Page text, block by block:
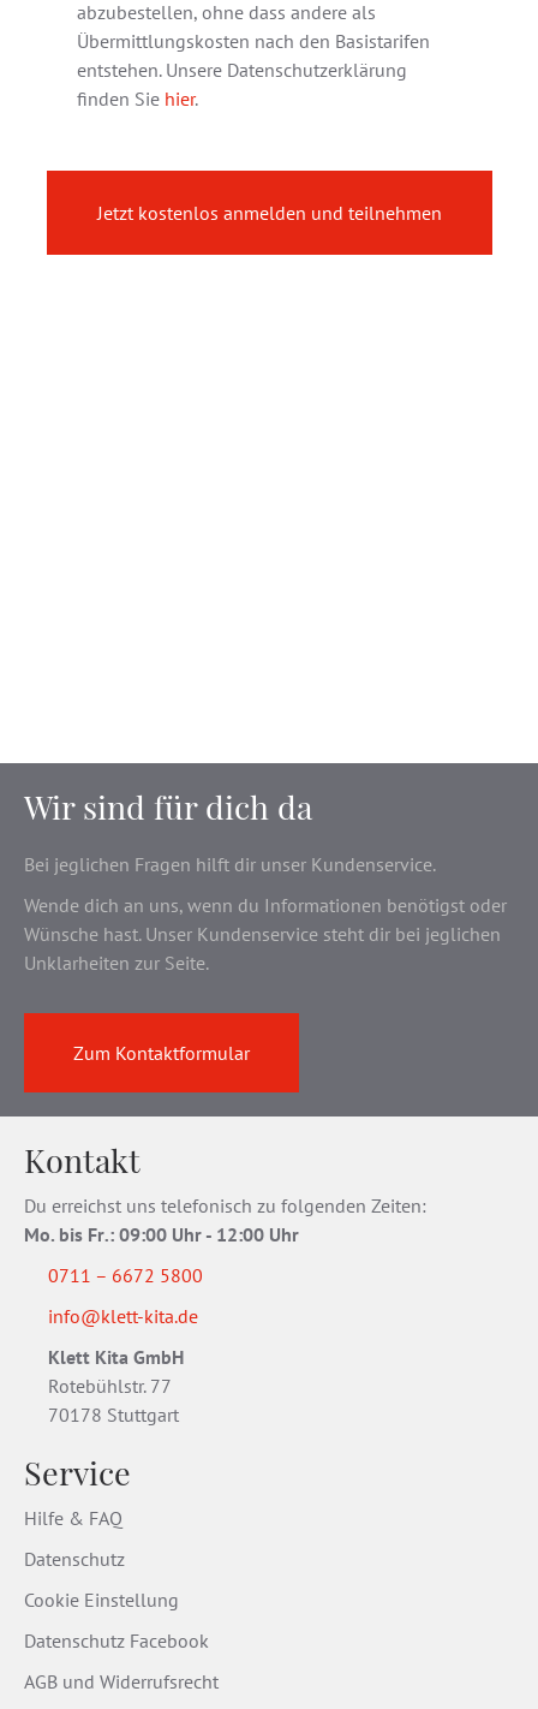
abzubestellen, ohne dass andere als
Übermittlungskosten nach den Basistarifen
entstehen. Unsere Datenschutzerklärung
finden Sie hier.
Wir sind für dich da
Bei jeglichen Fragen hilft dir unser Kundenservice.
Wende dich an uns, wenn du Informationen benötigst oder
Wünsche hast. Unser Kundenservice steht dir bei jeglichen
Unklarheiten zur Seite.
Zum Kontaktformular
Kontakt
Du erreichst uns telefonisch zu folgenden Zeiten:
Mo. bis Fr.: 09:00 Uhr - 12:00 Uhr
0711 – 6672 5800
info@klett-kita.de
Klett Kita GmbH
Rotebühlstr. 77
70178 Stuttgart
Service
Hilfe & FAQ
Datenschutz
Cookie Einstellung
Datenschutz Facebook
AGB und Widerrufsrecht